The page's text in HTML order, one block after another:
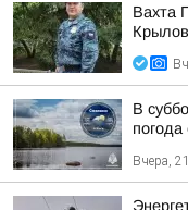
Вахта
В
Вчера,